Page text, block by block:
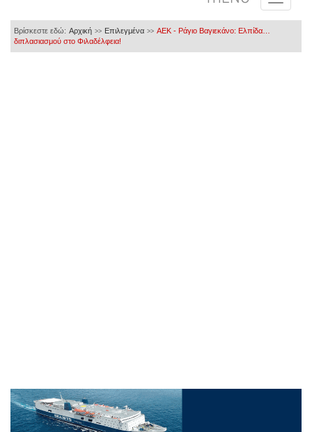
Βρίσκεστε εδώ: Αρχική >> Επιλεγμένα >> ΑΕΚ - Ράγιο Βαγιεκάνο: Ελπίδα…
διπλασιασμού στο Φιλαδέλφεια!